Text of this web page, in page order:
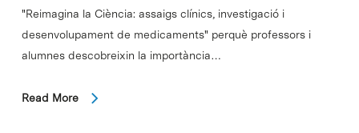
"Reimagina la Ciència: assaigs clínics, investigació i
desenvolupament de medicaments" perquè professors i
alumnes descobreixin la importància…
Read More